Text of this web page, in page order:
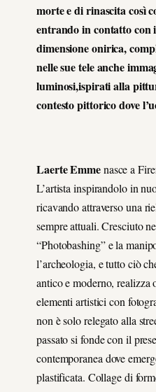
morte e di rinascita così
entrando in contatto con
dimensione onirica,
nelle sue tele anche
luminosi,ispirati alla
contesto pittorico dove
Laerte Emmenasce a
L’artista inspirandolo in
ricavando attraverso una
sempre attuali. Cresciuto
“Photobashing” e la
l’archeologia, e tutto ciò
antico e moderno, realizza
elementi artistici con
non è solo relegato alla
passato si fonde con il
contemporanea dove
plastificata. Collage di